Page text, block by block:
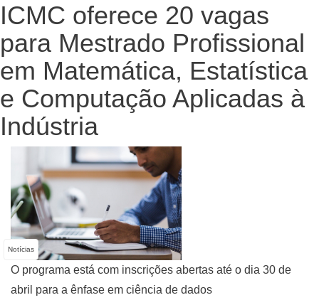
ICMC oferece 20 vagas
para Mestrado Profissional
em Matemática, Estatística
e Computação Aplicadas à
Indústria
Notícias
O programa está com inscrições abertas até o dia 30 de
abril para a ênfase em ciência de dados